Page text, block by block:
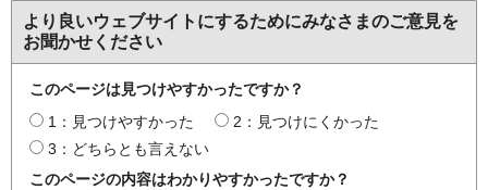
より良いウェブサイトにするためにみなさまのご意見を
お聞かせください
このページは見つけやすかったですか？
1：見つけやすかった
2：見つけにくかった
3：どちらとも言えない
このページの内容はわかりやすかったですか？